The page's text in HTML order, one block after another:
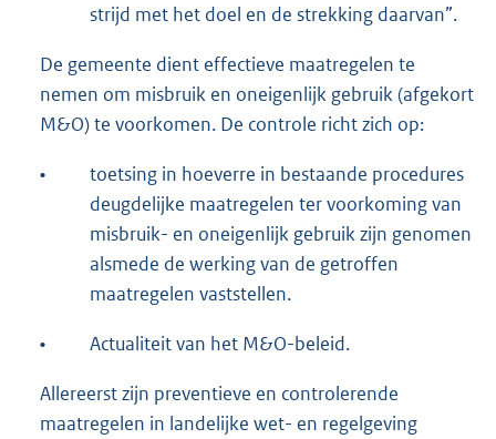
strijd met het doel en de strekking daarvan”.
De gemeente dient effectieve maatregelen te
nemen om misbruik en oneigenlijk gebruik (afgekort
M&O) te voorkomen. De controle richt zich op:
•
toetsing in hoeverre in bestaande procedures
deugdelijke maatregelen ter voorkoming van
misbruik- en oneigenlijk gebruik zijn genomen
alsmede de werking van de getroffen
maatregelen vaststellen.
• Actualiteit van het M&O-beleid.
Allereerst zijn preventieve en controlerende
maatregelen in landelijke wet- en regelgeving